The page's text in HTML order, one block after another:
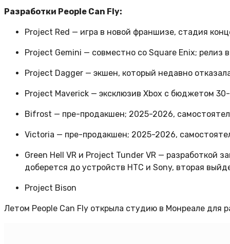
Разработки People Can Fly:
Project Red — игра в новой франшизе, стадия
Project Gemini — совместно со Square Enix; релиз
Project Dagger — экшен, который недавно
Project Maverick — эксклюзив Xbox с бюджетом
Bifrost — пре-продакшен; 2025-2026,
Victoria — пре-продакшен; 2025-2026,
Green Hell VR и Project Tunder VR — разработкой
доберется до устройств HTC и Sony, вторая
Project Bison
Летом People Can Fly открыла студию в Монреале для